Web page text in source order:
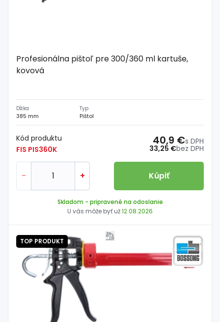
Profesionálna pištoľ pre 300/360 ml kartuše,
kovová
Dĺžka
385 mm
Typ
Pištol
Kód produktu
FIS PIS360K
33,25 €bez DPH
40,9 €s DPH
- + Kúpiť
Skladom - pripravené na odoslanie
U vás môže byť už12.08.2026
TOP PRODUKT